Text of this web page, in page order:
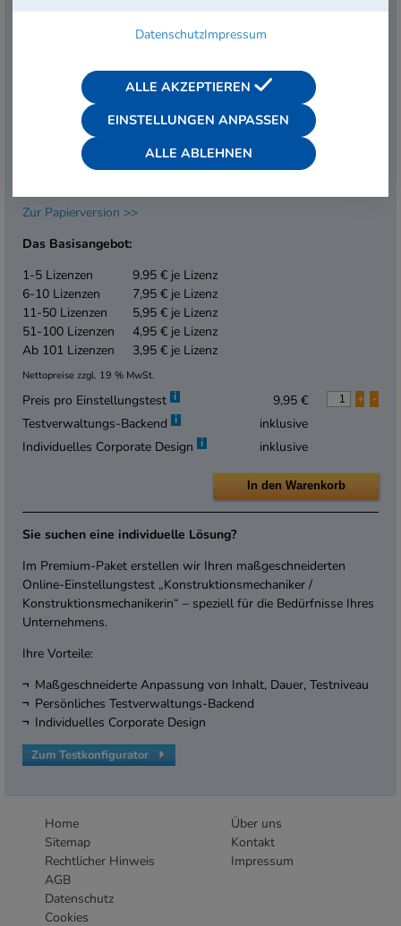
DatenschutzImpressum
ALLE AKZEPTIEREN
EINSTELLUNGEN ANPASSEN
ALLE ABLEHNEN
Konstruktionsmechanikerin“ im Basisangebot orientiert sich an
den typischen Anforderungen an Auszubildende dieses Berufs.
Inklusive Verwaltungs-Backend – hier behalten Sie den
Überblick über Teilnehmer und Testergebnisse und erhalten
automatisierte Auswertungen. Mit der Corporate-Design-
Funktion können Sie das Aussehen der Testoberfläche bei
Zur Papierversion >>
Das Basisangebot:
1-5 Lizenzen
9,95 € je Lizenz
6-10 Lizenzen
7,95 € je Lizenz
11-50 Lizenzen
5,95 € je Lizenz
51-100 Lizenzen
4,95 € je Lizenz
Ab 101 Lizenzen
3,95 € je Lizenz
Nettopreise zzgl. 19 % MwSt.
Preis pro Einstellungstest i 9,95 € + -
Testverwaltungs-Backend i
inklusive
Individuelles Corporate Design i inklusive
Sie suchen eine individuelle Lösung?
Im Premium-Paket erstellen wir Ihren maßgeschneiderten
Online-Einstellungstest „Konstruktionsmechaniker /
Konstruktionsmechanikerin“ – speziell für die Bedürfnisse Ihres
Unternehmens.
Ihre Vorteile:
Maßgeschneiderte Anpassung von Inhalt, Dauer, Testniveau
Persönliches Testverwaltungs-Backend
Individuelles Corporate Design
Zum Testkonfigurator
Home
Sitemap
Rechtlicher Hinweis
AGB
Datenschutz
Cookies
Über uns
Kontakt
Impressum